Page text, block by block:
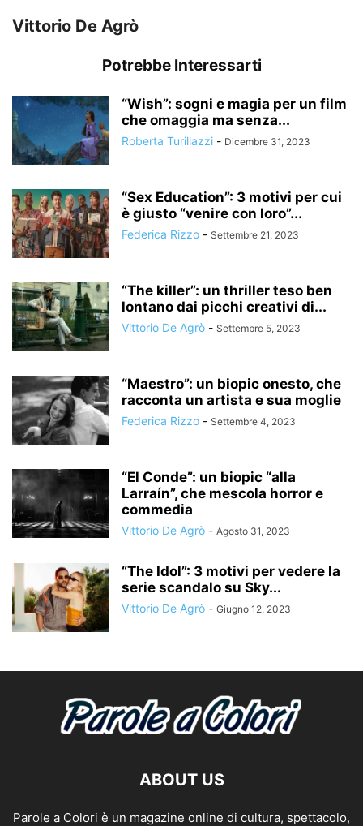
Vittorio De Agrò
Potrebbe Interessarti
“Wish”: sogni e magia per un film
che omaggia ma senza...
Roberta Turillazzi - Dicembre 31, 2023
“Sex Education”: 3 motivi per cui
è giusto “venire con loro”...
Federica Rizzo - Settembre 21, 2023
“The killer”: un thriller teso ben
lontano dai picchi creativi di...
Vittorio De Agrò - Settembre 5, 2023
“Maestro”: un biopic onesto, che
racconta un artista e sua moglie
Federica Rizzo - Settembre 4, 2023
“El Conde”: un biopic “alla
Larraín”, che mescola horror e
commedia
Vittorio De Agrò - Agosto 31, 2023
“The Idol”: 3 motivi per vedere la
serie scandalo su Sky...
Vittorio De Agrò - Giugno 12, 2023
ABOUT US
Parole a Colori è un magazine online di cultura, spettacolo,